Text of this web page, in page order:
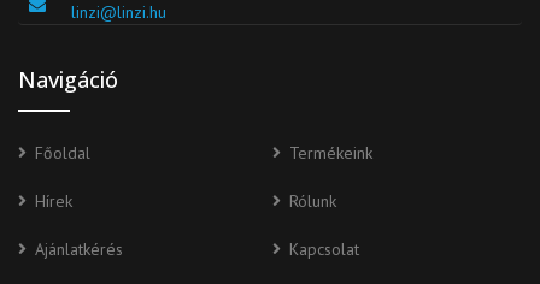
linzi@linzi.hu
Navigáció
Főoldal Termékeink
Hírek Rólunk
Ajánlatkérés Kapcsolat